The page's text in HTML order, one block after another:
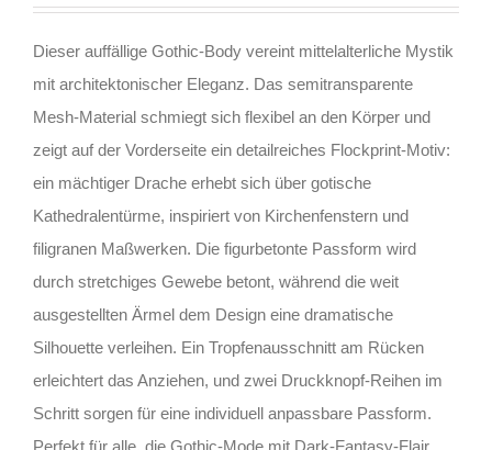
Dieser auffällige Gothic-Body vereint mittelalterliche Mystik
mit architektonischer Eleganz. Das semitransparente
Mesh-Material schmiegt sich flexibel an den Körper und
zeigt auf der Vorderseite ein detailreiches Flockprint-Motiv:
ein mächtiger Drache erhebt sich über gotische
Kathedralentürme, inspiriert von Kirchenfenstern und
filigranen Maßwerken. Die figurbetonte Passform wird
durch stretchiges Gewebe betont, während die weit
ausgestellten Ärmel dem Design eine dramatische
Silhouette verleihen. Ein Tropfenausschnitt am Rücken
erleichtert das Anziehen, und zwei Druckknopf-Reihen im
Schritt sorgen für eine individuell anpassbare Passform.